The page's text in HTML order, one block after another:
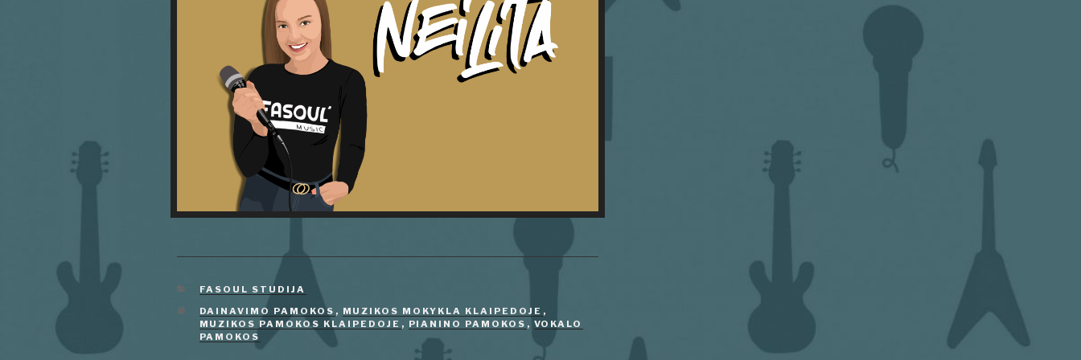
KATEGORIJOS
FASOUL STUDIJA
ŽYMOS
DAINAVIMO PAMOKOS , MUZIKOS MOKYKLA KLAIPEDOJE ,
MUZIKOS PAMOKOS KLAIPEDOJE , PIANINO PAMOKOS , VOKALO
PAMOKOS